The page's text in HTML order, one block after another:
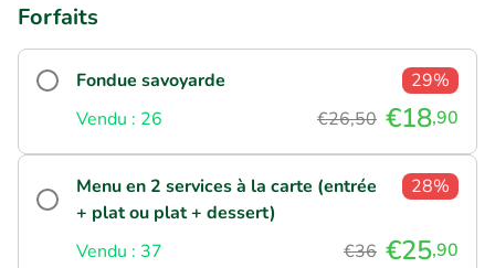
Forfaits
Fondue savoyarde
29%
Vendu : 26
€26,50 €18,90
Menu en 2 services à la carte (entrée
+ plat ou plat + dessert)
28%
Vendu : 37 €36 €25,90